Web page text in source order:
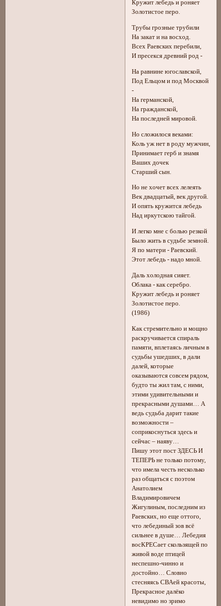
Кружит лебедь и роняет
Золотистое перо.
Трубы грозные трубили
На закат и на восход.
Всех Раевских перебили,
И пресекся древний род -
На равнине югославской,
Под Ельцом и под Москвой
-
На германской,
На гражданской,
На последней мировой.
Но сложилося веками:
Коль уж нет в роду мужчин,
Принимает герб и знамя
Ваших дочек
Старший сын.
Но не хочет всех лелеять
Век двадцатый, век другой.
И опять кружится лебедь
Над иркутскою тайгой.
И легко мне с болью резкой
Было жить в судьбе земной.
Я по матери - Раевский.
Этот лебедь - надо мной.
Даль холодная сияет.
Облака - как серебро.
Кружит лебедь и роняет
Золотистое перо.
(1986)
Как стремительно и мощно
раскручивается спираль
памяти, вплетаясь личным в
судьбы ушедших, в дали
далей, которые
оказываются совсем рядом,
будто ты жил там, с ними,
этими удивительными и
прекрасными душами… А
ведь судьба дарит такие
возможности –
соприкоснуться здесь и
сейчас – наяву…
Пишу этот пост ЗДЕСЬ И
ТЕПЕРЬ не только потому,
что имела честь несколько
раз общаться с поэтом
Анатолием
Владимировичем
Жигулиным, последним из
Раевских, но еще оттого,
что лебединый зов всё
сильнее в душе… Лебедия
восКРЕСает скользящей по
живой воде птицей
неспешно-чинно и
достойно… Словно
стесняясь СВАей красоты,
Прекрасное далёко
невидимо но зримо